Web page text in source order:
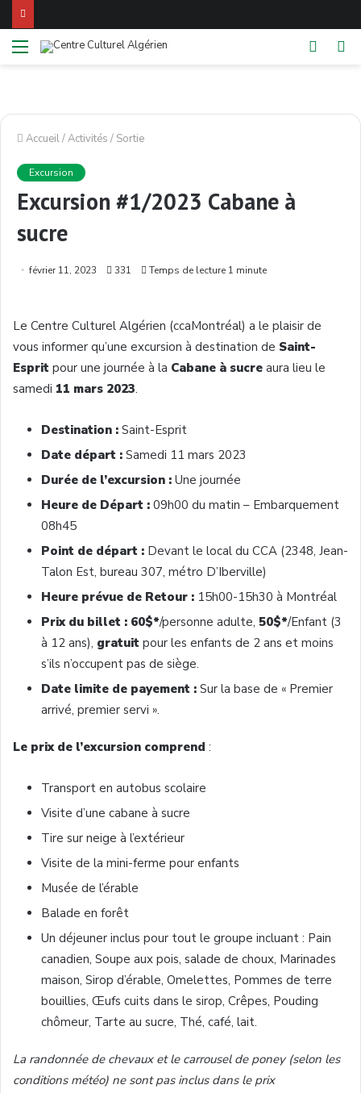
Menu
Switch
Accueil/Activités / Sortie
Excursion
Excursion #1/2023 Cabane à
sucre
février 11, 2023 331 Temps de lecture 1 minute
Le Centre Culturel Algérien (ccaMontréal) a le plaisir de
vous informer qu’une excursion à destination de Saint-
Esprit pour une journée à la Cabane à sucre aura lieu le
samedi 11 mars 2023.
Destination : Saint-Esprit
Date départ : Samedi 11 mars 2023
Durée de l’excursion : Une journée
Heure de Départ : 09h00 du matin – Embarquement
08h45
Point de départ : Devant le local du CCA (2348, Jean-
Talon Est, bureau 307, métro D’Iberville)
Heure prévue de Retour : 15h00-15h30 à Montréal
Prix du billet : 60$*/personne adulte, 50$*/Enfant (3
à 12 ans), gratuit pour les enfants de 2 ans et moins
s’ils n’occupent pas de siège.
Date limite de payement : Sur la base de « Premier
arrivé, premier servi ».
Le prix de l’excursion comprend :
Transport en autobus scolaire
Visite d’une cabane à sucre
Tire sur neige à l’extérieur
Visite de la mini-ferme pour enfants
Musée de l’érable
Balade en forêt
Un déjeuner inclus pour tout le groupe incluant : Pain
canadien, Soupe aux pois, salade de choux, Marinades
maison, Sirop d’érable, Omelettes, Pommes de terre
bouillies, Œufs cuits dans le sirop, Crêpes, Pouding
chômeur, Tarte au sucre, Thé, café, lait.
La randonnée de chevaux et le carrousel de poney (selon les
conditions météo) ne sont pas inclus dans le prix